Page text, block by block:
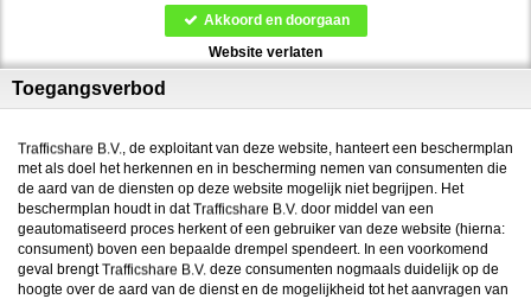
gebruikt functionele, analytische cookies, social media cookies en
vergelijkbare technieken, zoals Google Webmaster Tools, Google Analytics, Alexa
Certify, Yandex, Hotjar, Histats en Statcounter die automatisch gegevens kunnen
verzamelen wanneer je de website bezoekt. De gegevens verkregen uit de cookies,
teneinde het voor
Wees voorzichtig bij het praten met vreemden via deze website. Je weet immers nooit
achternaam, e-mailadres, huis- of werkadres, telefoonnummer of andere naar jou
herleidbare gegevens op deze website.
Zet iemand jou onder druk op deze website, bijvoorbeeld om persoonlijke of financiële
gegevens te verstrekken? Stop dan meteen met het communiceren met deze persoon.
Let er ook op dat mensen in staat zijn op een listige manier dergelijke gegevens van je
te verkrijgen. Communiceer daarom altijd oplettend en voorzichtig via deze website.
Voorkom dat jouw minderjarige kinderen met erotische of anderszins voor minderjarigen
ongeschikte online content in aanraking komen. Daarvoor enkele tips:
Installeer programma’s voor ouderlijk toezicht op jouw apparaat. Voorbeelden van
programma’s voor ouderlijk toezicht zijnNetnanny,Connectsafely,Kasperskyen
Akkoord en doorgaan
Website verlaten
Toegangsverbod
, de exploitant van deze website, hanteert een beschermplan
met als doel het herkennen en in bescherming nemen van consumenten die
de aard van de diensten op deze website mogelijk niet begrijpen. Het
beschermplan houdt in dat
door middel van een
geautomatiseerd proces herkent of een gebruiker van deze website (hierna:
consument) boven een bepaalde drempel spendeert. In een voorkomend
geval brengt
deze consumenten nogmaals duidelijk op de
hoogte over de aard van de dienst en de mogelijkheid tot het aanvragen van